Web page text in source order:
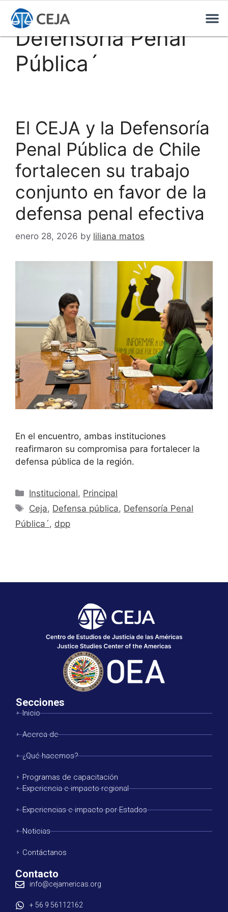
Defensoría Penal
Pública´
El CEJA y la Defensoría
Penal Pública de Chile
fortalecen su trabajo
conjunto en favor de la
defensa penal efectiva
enero 28, 2026 by liliana matos
En el encuentro, ambas instituciones
reafirmaron su compromisa para fortalecer la
defensa pública de la región.
Institucional, Principal
Ceja, Defensa pública, Defensoría Penal
Pública´, dpp
Secciones
Inicio
Acerca de
¿Qué hacemos?
Programas de capacitación
Experiencia e impacto regional
Experiencias e impacto por Estados
Noticias
Contáctanos
Contacto
info@cejamericas.org
+ 56 9 56112162